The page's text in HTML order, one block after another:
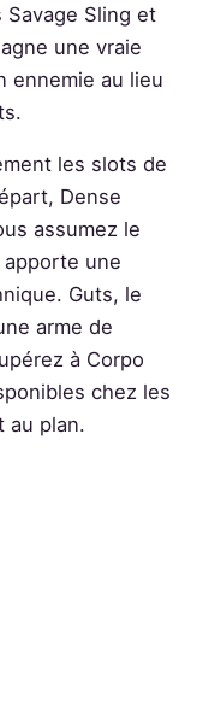
Savage Sling et
une vraie
ennemie au lieu
les slots de
Dense
assumez le
une
Guts, le
arme de
à Corpo
chez les
au plan.